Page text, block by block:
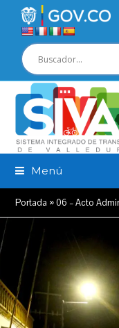
Menú
Portada »06 – Acto